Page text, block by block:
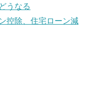
うなる
控除、住宅ローン減